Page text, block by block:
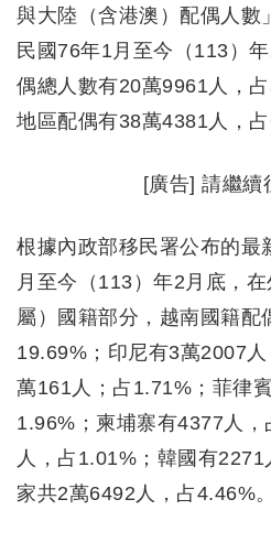
與大陸（含港澳）配偶人數
民國76年1月至今（113）
偶總人數有20萬9961人，
地區配偶有38萬4381人，占
[廣告] 請繼續
根據內政部移民署公布的最
月至今（113）年2月底，
屬）國籍部分，越南國籍配
19.69%；印尼有3萬2007
萬161人；占1.71%；菲律
1.96%；柬埔寨有4377人
人，占1.01%；韓國有
家共2萬6492人，占4.46%。